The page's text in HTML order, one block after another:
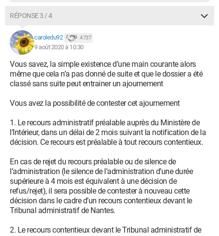
RÉPONSE 3 / 4
caroledu92 4 737
9 août 2020 à 10:30
Vous savez, la simple existence d’une main courante alors
même que cela n’a pas donné de suite et que le dossier a été
classé sans suite peut entrainer un ajournement
Vous avez la possibilité de contester cet ajournement
1. Le recours administratif préalable auprès du Ministère de
l’Intérieur, dans un délai de 2 mois suivant la notification de la
décision. Ce recours est préalable à tout recours contentieux.
En cas de rejet du recours préalable ou de silence de
l’administration (le silence de l’administration d’une durée
supérieure à 4 mois est équivalent à une décision de
refus/rejet), il sera possible de contester à nouveau cette
décision dans le cadre d’un recours contentieux devant le
Tribunal administratif de Nantes.
2. Le recours contentieux devant le Tribunal administratif de